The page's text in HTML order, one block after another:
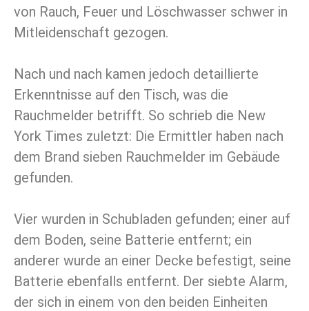
von Rauch, Feuer und Löschwasser schwer in
Mitleidenschaft gezogen.
Nach und nach kamen jedoch detaillierte
Erkenntnisse auf den Tisch, was die
Rauchmelder betrifft. So schrieb die New
York Times zuletzt: Die Ermittler haben nach
dem Brand sieben Rauchmelder im Gebäude
gefunden.
Vier wurden in Schubladen gefunden; einer auf
dem Boden, seine Batterie entfernt; ein
anderer wurde an einer Decke befestigt, seine
Batterie ebenfalls entfernt. Der siebte Alarm,
der sich in einem von den beiden Einheiten